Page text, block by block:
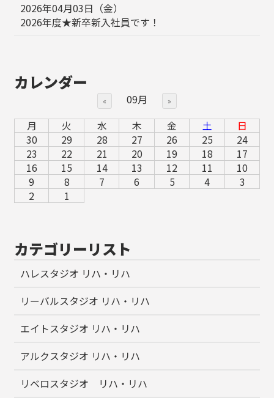
2026年04月03日（金）
2026年度★新卒新入社員です！
カレンダー
« 09月 »
月 火 水 木 金 土
日
30
29 28 27 26 25
24
23
22 21 20 19 18
17
16
15 14 13 12 11
10
9
8 7 6 5 4
3
2
1
カテゴリーリスト
ハレスタジオ リハ・リハ
リーバルスタジオ リハ・リハ
エイトスタジオ リハ・リハ
アルクスタジオ リハ・リハ
リベロスタジオ リハ・リハ